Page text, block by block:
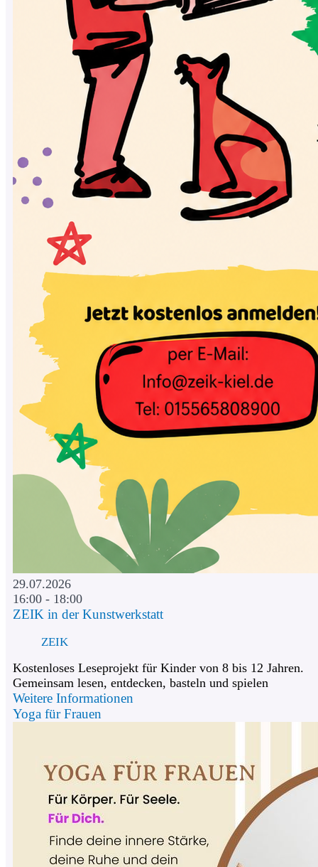
29.07.2026
16:00 - 18:00
ZEIK in der Kunstwerkstatt
ZEIK
Kostenloses Leseprojekt für Kinder von 8 bis 12 Jahren.
Gemeinsam lesen, entdecken, basteln und spielen
Weitere Informationen
Yoga für Frauen